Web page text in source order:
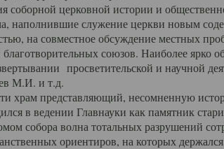
церковной истории и
наполнившие служение церкви новым
на совместное обсуждение местных
союзов. Наиболее ярко
просветительской и научной
М.И. и т.д.
храм представляющий, несомненную
в ведении Главнауки как памятник
собора волна тотальных разрушений
ориентиров, на которых